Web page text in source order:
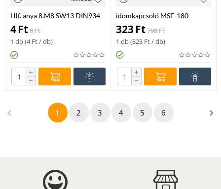
Hlf. anya 8.M8 SW13 DIN934
4Ft8Ft
1 db (4Ft/ db)
+
−
idomkapcsoló MSF-180
323Ft798Ft
1 db (323 Ft/ db)
+
−
1 2 3 4 5 6